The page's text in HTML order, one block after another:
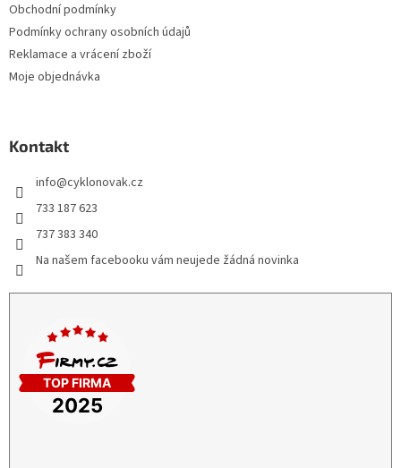
Obchodní podmínky
Podmínky ochrany osobních údajů
Reklamace a vrácení zboží
Moje objednávka
Kontakt
info@cyklonovak.cz
733 187 623
737 383 340
Na našem facebooku vám neujede žádná novinka